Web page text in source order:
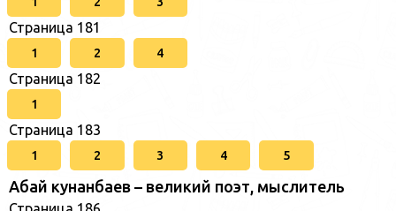
Страница 181
1 2 4
Страница 182
1
Страница 183
1 2 3 4 5
Абай кунанбаев – великий поэт, мыслитель